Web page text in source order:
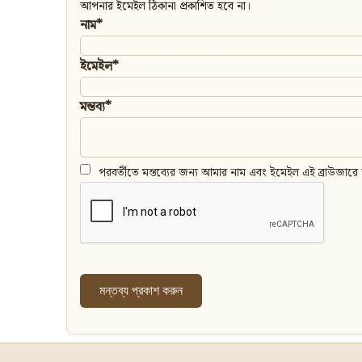
আপনার ইমেইল ঠিকানা প্রকাশিত হবে না।
নাম*
ইমেইল*
মন্তব্য*
পরবর্তীতে মন্তব্যের জন্য আমার নাম এবং ইমেইল এই